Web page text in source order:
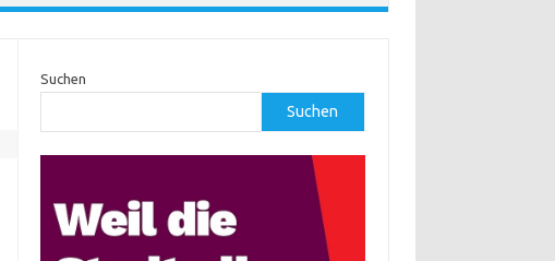
Suchen
Suchen